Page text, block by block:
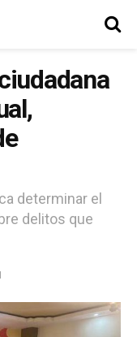
determinar el
delitos que